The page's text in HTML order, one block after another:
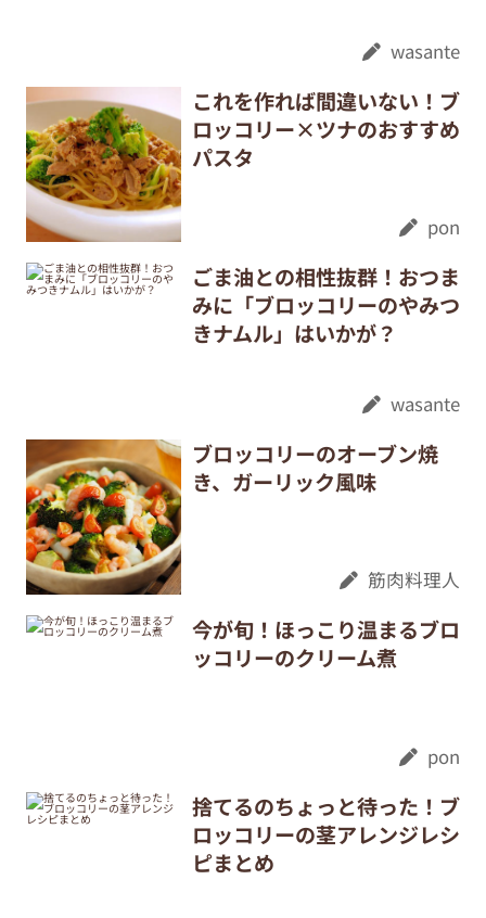
wasante
これを作れば間違いない！ブ
ロッコリー×ツナのおすすめ
パスタ
pon
ごま油との相性抜群！おつま
みに「ブロッコリーのやみつ
きナムル」はいかが？
wasante
ブロッコリーのオーブン焼
き、ガーリック風味
筋肉料理人
今が旬！ほっこり温まるブロ
ッコリーのクリーム煮
pon
捨てるのちょっと待った！ブ
ロッコリーの茎アレンジレシ
ピまとめ